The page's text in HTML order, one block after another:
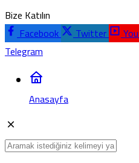
Bize Katılın
Facebook
Twitter
Telegram
Anasayfa